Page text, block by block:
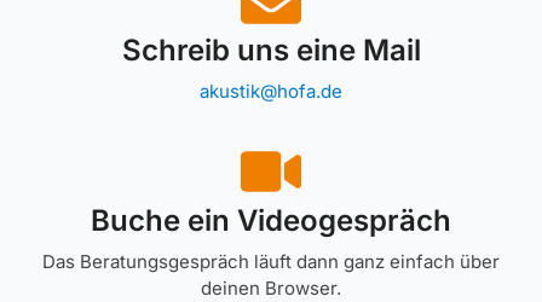
Schreib uns eine Mail
akustik@hofa.de
Buche ein Videogespräch
Das Beratungsgespräch läuft dann ganz einfach über
deinen Browser.